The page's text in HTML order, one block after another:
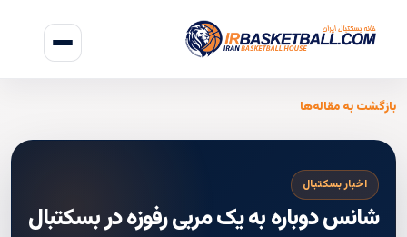
بازگشت به مقاله‌ها
اخبار بسکتبال
شانس دوباره به یک مربی رفوزه در بسکتبال